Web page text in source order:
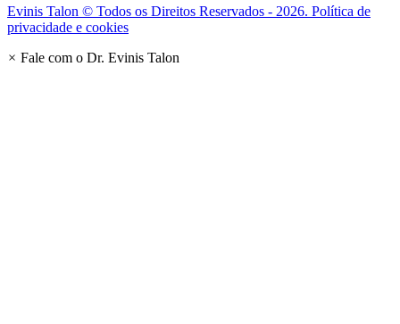
Evinis Talon © Todos os Direitos Reservados - 2026. Política de
privacidade e cookies
× Fale com o Dr. Evinis Talon